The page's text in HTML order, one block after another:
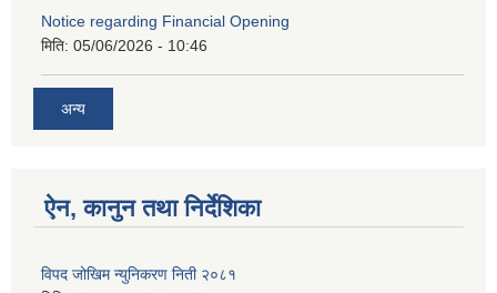
Notice regarding Financial Opening
मिति: 05/06/2026 - 10:46
अन्य
ऐन, कानुन तथा निर्देशिका
विपद जोखिम न्युनिकरण निती २०८१